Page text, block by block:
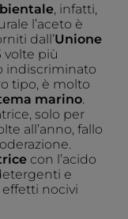
, infatti,
l’aceto è
dall’Unione
volte più
indiscriminato
tipo, è molto
marino.
solo per
all’anno, fallo
con l’acido
e
nocivi